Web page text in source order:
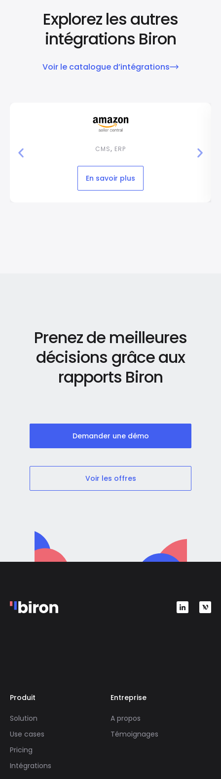
Explorez les autres
intégrations Biron
Voir le catalogue d’intégrations
CMS, ERP
En savoir plus
Prenez de meilleures
décisions grâce aux
rapports Biron
Demander une démo
Voir les offres
Produit
Solution
Use cases
Pricing
Intégrations
Entreprise
A propos
Témoignages